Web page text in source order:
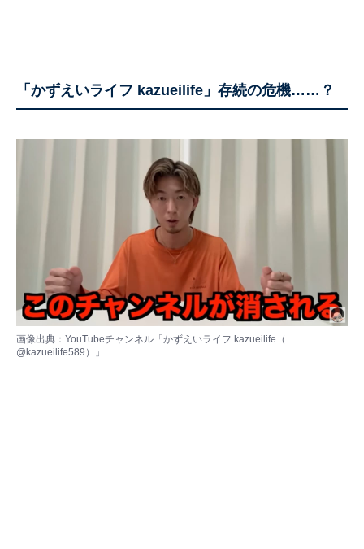
「かずえいライフ kazueilife」存続の危機……？
画像出典：YouTubeチャンネル「かずえいライフ kazueilife（
@kazueilife589 ）」